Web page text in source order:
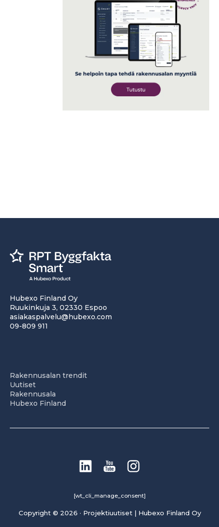
Hubexo Finland Oy
Ruukinkuja 3, 02330 Espoo
asiakaspalvelu@hubexo.com
09-809 911
Rakennusalan trendit
Uutiset
Rakennusala
Hubexo Finland
[wt_cli_manage_consent]
Copyright © 2026 · Projektiuutiset | Hubexo Finland Oy